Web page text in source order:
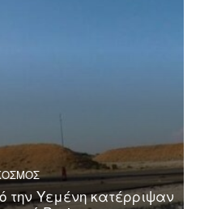
την Υεμένη κατέρριψαν